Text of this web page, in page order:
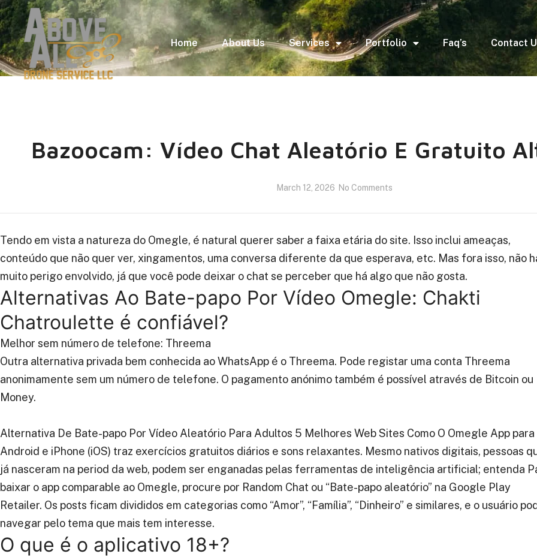
Home About Us Services Portfolio Faq’s Contact
Bazoocam: Vídeo Chat Aleatório E Gratuito
March 12, 2026 No Comments
Tendo em vista a natureza do Omegle, é natural querer saber a faixa etária do site. Isso inclui ameaças,
conteúdo que não quer ver, xingamentos, uma conversa diferente da que esperava, etc. Mas fora isso, não
muito perigo envolvido, já que você pode deixar o chat se perceber que há algo que não gosta.
Alternativas Ao Bate-papo Por Vídeo Omegle: Chakti
Chatroulette é confiável?
Melhor sem número de telefone: Threema
Outra alternativa privada bem conhecida ao WhatsApp é o Threema. Pode registar uma conta Threema
anonimamente sem um número de telefone. O pagamento anónimo também é possível através de Bitcoin ou
Money.
Alternativa De Bate-papo Por Vídeo Aleatório Para Adultos 5 Melhores Web Sites Como O Omegle App para
Android e iPhone (iOS) traz exercícios gratuitos diários e sons relaxantes. Mesmo nativos digitais, pessoas
já nasceram na period da web, podem ser enganadas pelas ferramentas de inteligência artificial; entenda
baixar o app comparable ao Omegle, procure por Random Chat ou “Bate-papo aleatório” na Google Play
Retailer. Os posts ficam divididos em categorias como “Amor”, “Família”, “Dinheiro” e similares, e o usuário
navegar pelo tema que mais tem interesse.
O que é o aplicativo 18+?